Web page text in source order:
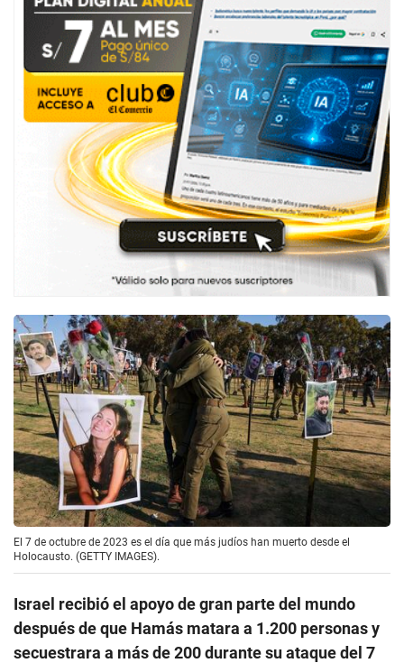
El 7 de octubre de 2023 es el día que más judíos han muerto desde el
Holocausto. (GETTY IMAGES).
Israel recibió el apoyo de gran parte del mundo
después de que Hamás matara a 1.200 personas y
secuestrara a más de 200 durante su ataque del 7